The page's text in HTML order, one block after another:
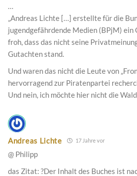
…
„Andreas Lichte […] erstellte für die
jugendgefährdende Medien (BPjM) ein
froh, dass das nicht seine
Gutachten stand.
Und waren das nicht die Leute von
hervorragend zur Piratenpartei
Und nein, ich möchte hier nicht die
Andreas Lichte 17 Jahre vor
@ Philipp
das Zitat: ?Der Inhalt des Buches ist